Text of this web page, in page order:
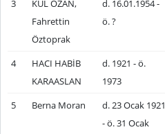
3
KUL OZAN,
Fahrettin
Öztoprak
d. 16.01.1954 -
ö. ?
4
HACI HABİB
KARAASLAN
d. 1921 - ö.
1973
5 Berna Moran
d. 23 Ocak 1921
- ö. 31 Ocak